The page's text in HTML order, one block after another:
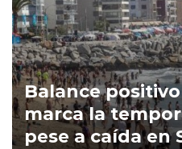
Balance
marca la
pese a caída en